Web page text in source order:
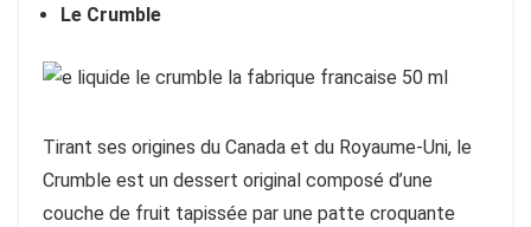
Le Crumble
Tirant ses origines du Canada et du Royaume-Uni, le
Crumble est un dessert original composé d’une
couche de fruit tapissée par une patte croquante